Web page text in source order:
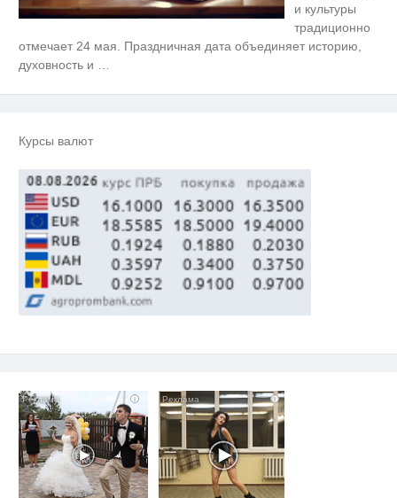
и культуры
традиционно
отмечает 24 мая. Праздничная дата объединяет историю,
духовность и …
Курсы валют
i i
вы будете в шоке от увиденного
i
Этот танец невесты оставит вас